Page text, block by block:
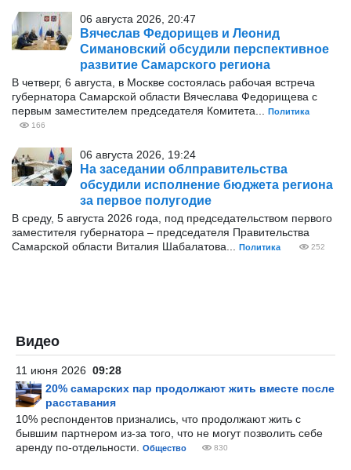
06 августа 2026, 20:47
Вячеслав Федорищев и Леонид
Симановский обсудили перспективное
развитие Самарского региона
В четверг, 6 августа, в Москве состоялась рабочая встреча
губернатора Самарской области Вячеслава Федорищева с
первым заместителем председателя Комитета...
Политика
166
06 августа 2026, 19:24
На заседании облправительства
обсудили исполнение бюджета региона
за первое полугодие
В среду, 5 августа 2026 года, под председательством первого
заместителя губернатора – председателя Правительства
Самарской области Виталия Шабалатова...
Политика 252
Видео
11 июня 2026 09:28
20% самарских пар продолжают жить вместе после
расставания
10% респондентов признались, что продолжают жить с
бывшим партнером из-за того, что не могут позволить себе
аренду по-отдельности.
Общество 830